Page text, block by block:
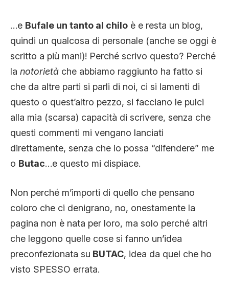
EDITORIALI
TRUFFE E SOCIAL NETWORK
CLIMA ED ENERGIA
CONTATTI
…e Bufale un tanto al chilo è e resta un blog,
quindi un qualcosa di personale (anche se oggi è
scritto a più mani)! Perché scrivo questo? Perché
la notorietà che abbiamo raggiunto ha fatto si
che da altre parti si parli di noi, ci si lamenti di
questo o quest’altro pezzo, si facciano le pulci
alla mia (scarsa) capacità di scrivere, senza che
questi commenti mi vengano lanciati
direttamente, senza che io possa “difendere” me
o Butac…e questo mi dispiace.
Non perché m’importi di quello che pensano
coloro che ci denigrano, no, onestamente la
pagina non è nata per loro, ma solo perché altri
che leggono quelle cose si fanno un’idea
preconfezionata su BUTAC, idea da quel che ho
visto SPESSO errata.